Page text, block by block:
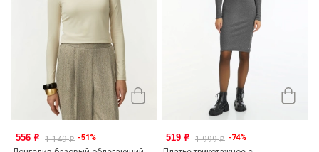
556 o 1 149o -51% 519 o 1 999o -74%